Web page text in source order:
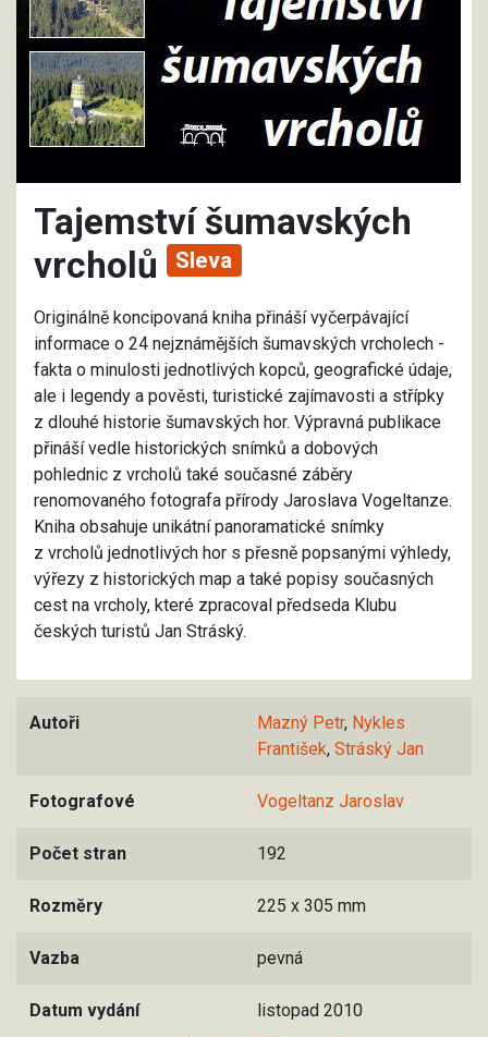
Tajemství šumavských
vrcholů
Sleva
Originálně koncipovaná kniha přináší vyčerpávající
informace o 24 nejznámějších šumavských vrcholech -
fakta o minulosti jednotlivých kopců, geografické údaje,
ale i legendy a pověsti, turistické zajímavosti a střípky
z dlouhé historie šumavských hor. Výpravná publikace
přináší vedle historických snímků a dobových
pohlednic z vrcholů také současné záběry
renomovaného fotografa přírody Jaroslava Vogeltanze.
Kniha obsahuje unikátní panoramatické snímky
z vrcholů jednotlivých hor s přesně popsanými výhledy,
výřezy z historických map a také popisy současných
cest na vrcholy, které zpracoval předseda Klubu
českých turistů Jan Stráský.
Autoři Mazný Petr, Nykles
František, Stráský Jan
Fotografové Vogeltanz Jaroslav
Počet stran 192
Rozměry 225 x 305 mm
Vazba pevná
Datum vydání
listopad 2010